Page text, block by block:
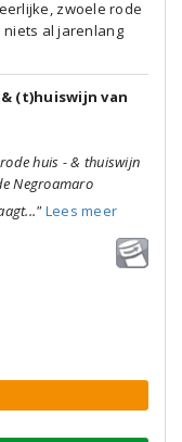
zwoele rode
al jarenlang
(t)huiswijn van
huis - & thuiswijn
Negroamaro
Lees meer